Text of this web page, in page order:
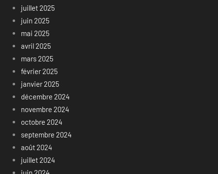
juillet 2025
juin 2025
mai 2025
avril 2025
mars 2025
février 2025
janvier 2025
décembre 2024
novembre 2024
octobre 2024
septembre 2024
août 2024
juillet 2024